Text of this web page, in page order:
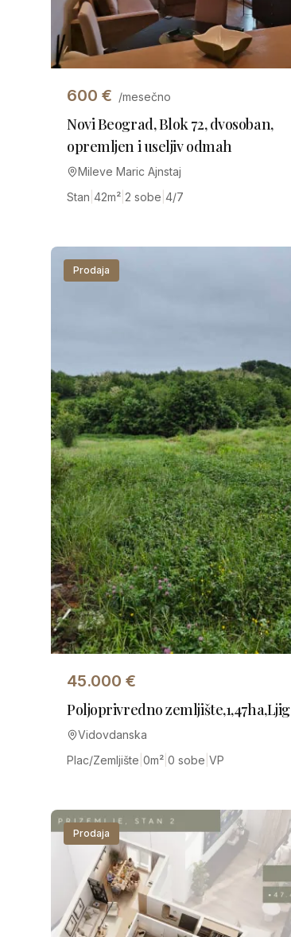
600 € /mesečno
Novi Beograd, Blok 72, dvosoban,
opremljen i useljiv odmah
Mileve Maric Ajnstaj
Stan 42m² 2 sobe 4/7
Prodaja
45.000 €
Poljoprivredno zemljište,1,47ha,Ljig
Vidovdanska
Plac/Zemljište 0m² 0 sobe VP
Prodaja